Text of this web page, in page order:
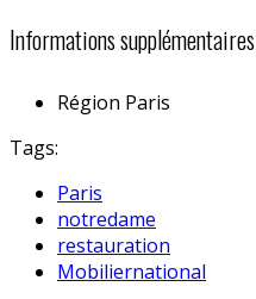
Informations supplémentaires
Région Paris
Tags:
Paris
notredame
restauration
Mobiliernational